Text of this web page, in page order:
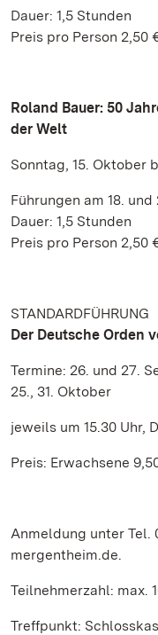
Dauer: 1,5 Stunden
Preis pro Person 2,50
Roland Bauer: 50
der Welt
Sonntag, 15. Oktober
Führungen am 18.
Dauer: 1,5 Stunden
Preis pro Person 2,50
STANDARDFÜHRUNG
Der Deutsche Orden
Termine: 26. und 27.
25., 31. Oktober
jeweils um 15.30 Uhr,
Preis: Erwachsene
Anmeldung unter Tel.
mergentheim.de.
Teilnehmerzahl: max.
Treffpunkt: